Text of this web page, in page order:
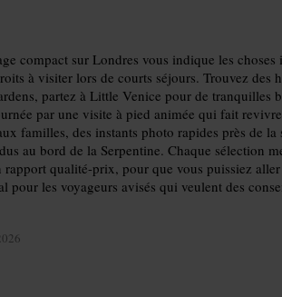
compact sur Londres vous indique les
à visiter lors de courts séjours. Trouvez des
partez à Little Venice pour de tranquilles
par une visite à pied animée qui fait
familles, des instants photo rapides près de
au bord de la Serpentine. Chaque sélection
qualité-prix, pour que vous puissiez
pour les voyageurs avisés qui veulent des